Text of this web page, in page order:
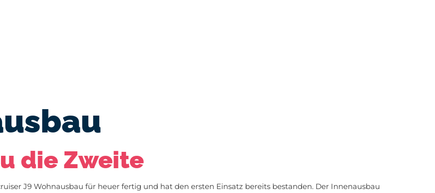
die Zweite
J9 Wohnausbau für heuer fertig und hat den ersten Einsatz bereits bestanden. Der Innenausbau